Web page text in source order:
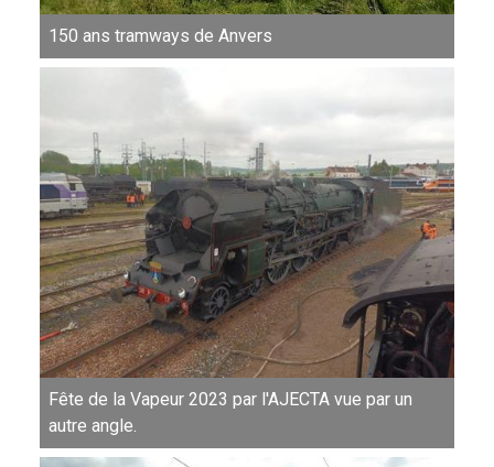
150 ans tramways de Anvers
Fête de la Vapeur 2023 par l'AJECTA vue par un
autre angle.